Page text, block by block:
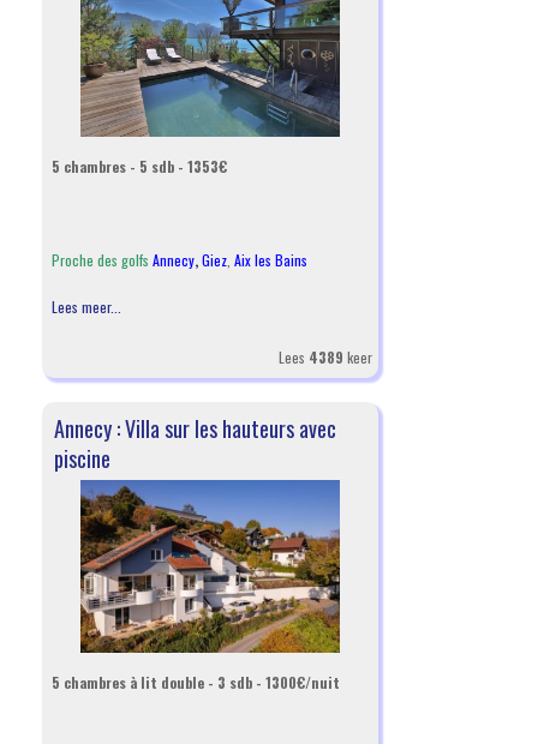
5 chambres - 5 sdb - 1353€
Proche des golfs Annecy,Giez, Aix les Bains
Lees meer...
Lees 4389 keer
Annecy : Villa sur les hauteurs avec
piscine
5 chambres à lit double - 3 sdb - 1300€/nuit